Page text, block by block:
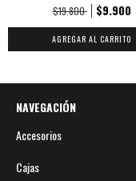
$19.800
$9.900
AGREGAR AL CARRITO
NAVEGACIÓN
Accesorios
Cajas